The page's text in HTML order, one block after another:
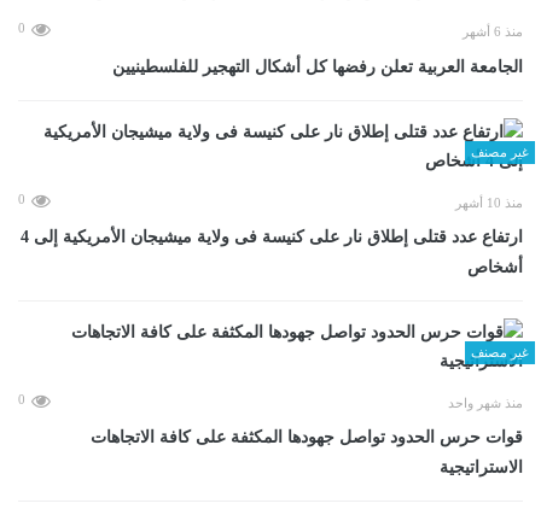
منذ 6 أشهر 0
الجامعة العربية تعلن رفضها كل أشكال التهجير للفلسطينيين
غير مصنف
منذ 10 أشهر 0
ارتفاع عدد قتلى إطلاق نار على كنيسة فى ولاية ميشيجان الأمريكية إلى 4
أشخاص
غير مصنف
منذ شهر واحد 0
قوات حرس الحدود تواصل جهودها المكثفة على كافة الاتجاهات
الاستراتيجية